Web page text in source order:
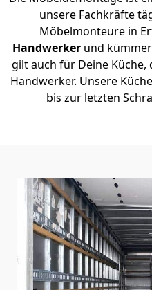
unsere Fachkräfte
Möbelmonteure in
Handwerker und
gilt auch für Deine Küche,
Handwerker. Unsere
bis zur letzten